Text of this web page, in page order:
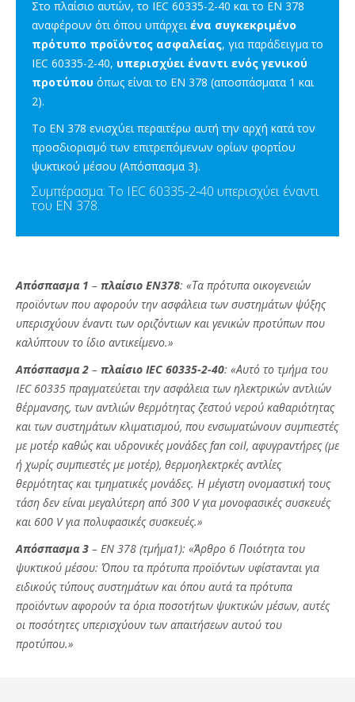
Στο πλαίσιο αυτών, το IEC 60335-2-40 και το EN 378
αναφέρουν ότι όπου υπάρχειένα συγκεκριμένο
πρότυπο προϊόντος ασφαλείας, για παράδειγμα το
IEC 60335-2-40,​ υπερισχύει έναντι ενός γενικού
προτύπου όπως είναι το EN 378 (αποσπάσματα 1 και
2).​
Το EN 378 ενισχύει περαιτέρω αυτή την αρχή κατά τον
προσδιορισμό των επιτρεπόμενων ορίων φορτίου
ψυκτικού μέσου (Απόσπασμα 3).
Συμπέρασμα: Το IEC 60335-2-40 υπερισχύει έναντι
του EN 378.
Απόσπασμα 1 – πλαίσιο EN378: «Τα πρότυπα οικογενειών
προϊόντων που αφορούν την ασφάλεια των συστημάτων ψύξης
υπερισχύουν έναντι των οριζόντιων και γενικών προτύπων που
καλύπτουν το ίδιο αντικείμενο.»
Απόσπασμα 2 – πλαίσιο IEC 60335-2-40: «Αυτό το τμήμα του
IEC 60335 πραγματεύεται την ασφάλεια των ηλεκτρικών αντλιών
θέρμανσης, των αντλιών θερμότητας ζεστού νερού καθαριότητας
και των συστημάτων κλιματισμού, που ενσωματώνουν συμπιεστές
με μοτέρ καθώς και υδρονικές μονάδες fan coil, αφυγραντήρες (με
ή χωρίς συμπιεστές με μοτέρ), θερμοηλεκτρκές αντλίες
θερμότητας και τμηματικές μονάδες. Η μέγιστη ονομαστική τους
τάση δεν είναι μεγαλύτερη από 300 V για μονοφασικές συσκευές
και 600 V για πολυφασικές συσκευές.»
​Απόσπασμα 3 – EN 378 (τμήμα1): «Άρθρο 6 Ποιότητα του
ψυκτικού μέσου: Όπου τα πρότυπα προϊόντων υφίστανται για
ειδικούς τύπους συστημάτων και όπου αυτά τα πρότυπα
προϊόντων αφορούν τα όρια ποσοτήτων ψυκτικών μέσων, αυτές
οι ποσότητες υπερισχύουν των απαιτήσεων αυτού του
προτύπου.»